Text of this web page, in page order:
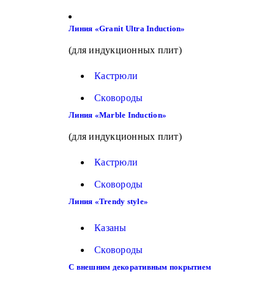
Линия «Granit Ultra Induction»
(для индукционных плит)
Кастрюли
Сковороды
Линия «Marble Induction»
(для индукционных плит)
Кастрюли
Сковороды
Линия «Trendy style»
Казаны
Сковороды
С внешним декоративным покрытием